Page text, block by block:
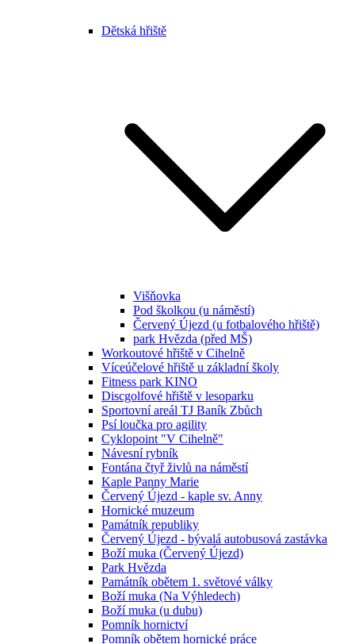
Dětská hřiště
Višňovka
Pod školkou (u náměstí)
Červený Újezd (u fotbalového hřiště)
park Hvězda (před MŠ)
Workoutové hřiště v Cihelně
Víceúčelové hřiště u základní školy
Fitness park KINO
Discgolfové hřiště v lesoparku
Sportovní areál TJ Baník Zbůch
Psí loučka pro agility
Cyklopoint "V Cihelně"
Návesní rybník
Fontána čtyř živlů na náměstí
Kaple Panny Marie
Červený Újezd - kaple sv. Anny
Hornické muzeum
Památník republiky
Červený Újezd - bývalá autobusová zastávka
Boží muka (Červený Újezd)
Park Hvězda
Památník obětem 1. světové války
Boží muka (Na Výhledech)
Boží muka (u dubu)
Pomník hornictví
Pomník obětem hornické práce